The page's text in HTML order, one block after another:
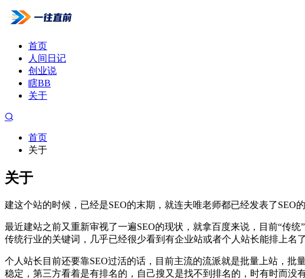
首页
人间日记
创业说
瞎BB
关于
首页
关于
关于
建这个站的时候，已经是SEO的末期，就连夫唯老师都已经发表了SEO
最近建站之前又重新审视了一遍SEO的现状，就拿百度来说，目前“传
传统行业的关键词，几乎已经很少看到有企业站或者个人站长能排上名
个人站长目前还要靠SEO过活的话，目前主流的流派就是批量上站，
稳定，第三方看着是有排名的，自己搜又是找不到排名的，时有时而没